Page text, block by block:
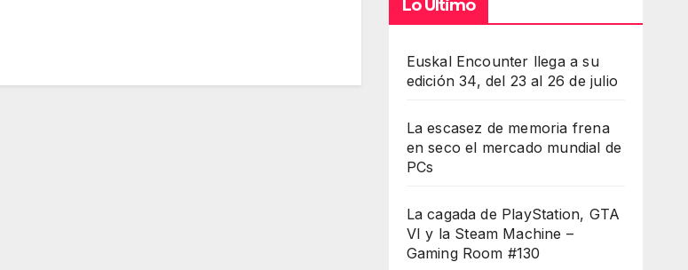
Lo Último
Euskal Encounter llega a su
edición 34, del 23 al 26 de julio
La escasez de memoria frena
en seco el mercado mundial de
PCs
La cagada de PlayStation, GTA
VI y la Steam Machine –
Gaming Room #130